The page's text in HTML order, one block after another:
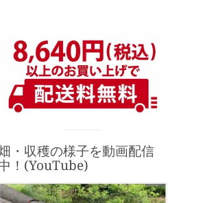
サ
イ
ド
バ・収穫の様子を動画配信
！(YouTube)